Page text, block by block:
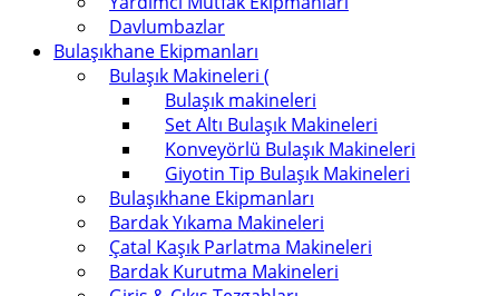
Davlumbazlar
Bulaşıkhane Ekipmanları
Bulaşık Makineleri (
Bulaşık makineleri
Set Altı Bulaşık Makineleri
Konveyörlü Bulaşık Makineleri
Giyotin Tip Bulaşık Makineleri
Bulaşıkhane Ekipmanları
Bardak Yıkama Makineleri
Çatal Kaşık Parlatma Makineleri
Bardak Kurutma Makineleri